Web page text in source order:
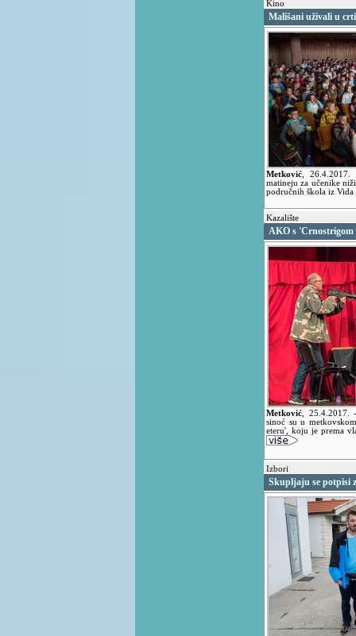
Kino
Mališani uživali u
Metković 26.4.2017.
matineju za učenike
područnih škola iz
Kazalište
AKO s 'Crnostrigom
Metković 25.4.2017.
sinoć su u
eteru', koju je prema
Izbori
Skupljaju se potpisi